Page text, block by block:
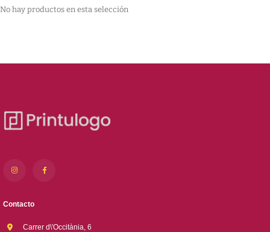
No hay productos en esta selección
Contacto
Carrer d\'Occitània, 6